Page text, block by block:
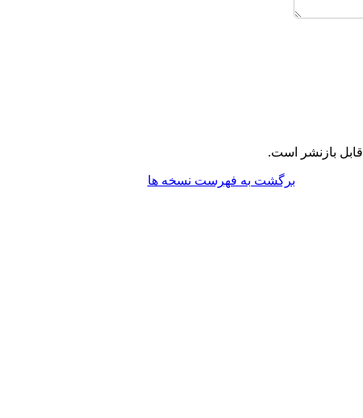
قابل بازنشر است.
برگشت به فهرست نسخه ها